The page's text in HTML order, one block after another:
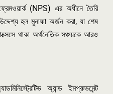
(NPS) এর অধীনে তৈরি
হল মুনাফা অর্জন করা, যা শেষ
থাকা অর্থনৈতিক সঞ্চয়কে আরও
অ্যান্ড ইমপ্রুভমেন্ট